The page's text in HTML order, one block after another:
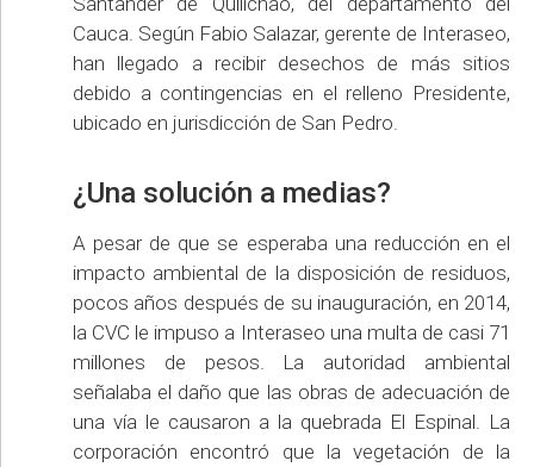
Cauca. Según Fabio Salazar, gerente de Interaseo,
han llegado a recibir desechos de más sitios
debido a contingencias en el relleno Presidente,
ubicado en jurisdicción de San Pedro.
¿Una solución a medias?
A pesar de que se esperaba una reducción en el
impacto ambiental de la disposición de residuos,
pocos años después de su inauguración, en 2014,
la CVC le impuso a Interaseo una multa de casi 71
millones de pesos. La autoridad ambiental
señalaba el daño que las obras de adecuación de
una vía le causaron a la quebrada El Espinal. La
corporación encontró que la vegetación de la